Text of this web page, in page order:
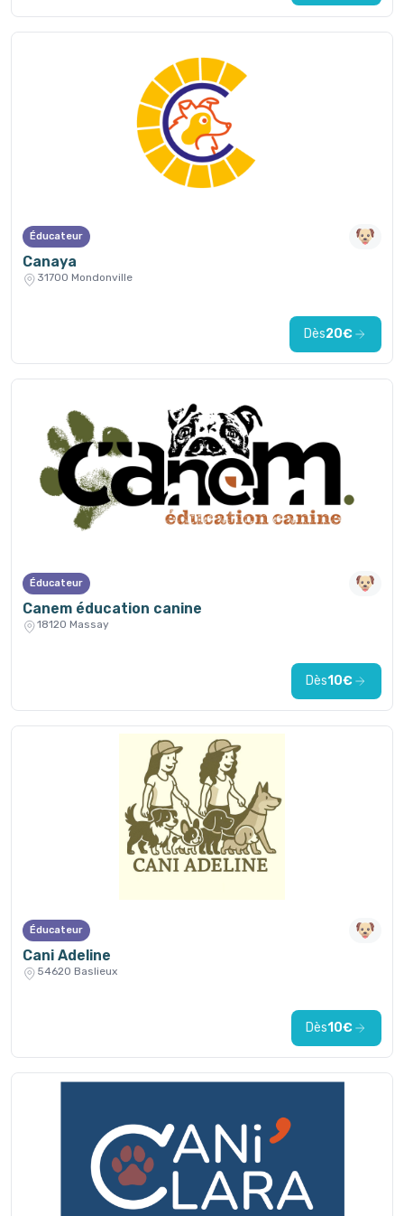
Éducateur
Canaya
31700 Mondonville
Dès20€
Éducateur
Canem éducation canine
18120 Massay
Dès10€
Éducateur
Cani Adeline
54620 Baslieux
Dès10€